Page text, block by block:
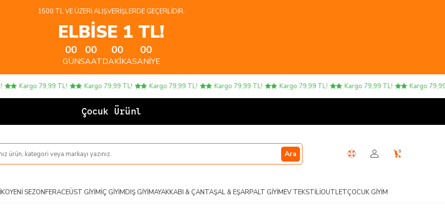
1500 TL VE ÜZERI ALIŞVERIŞLERDE GEÇERLIDIR.
ELBİSE 1 TL!
00
GÜN
00
SAAT
00
DAKIKA
00
SANIYE
Kargo 79,99 TL! Kargo 79,99 TL! Kargo 79,99 TL! Kargo 79,99 TL! Kargo 79,99 TL! Kargo 79,99 TL! Kargo 79,99
Çocuk Ürünlerin
Ara 0
YENI SEZONFERACEÜST GIYIMİÇ GIYIMDIŞ GIYIMAYAKKABI & ÇANTAŞAL & EŞARPALT GIYIMEV TEKSTILIOUTLETÇOCUK GIYIM